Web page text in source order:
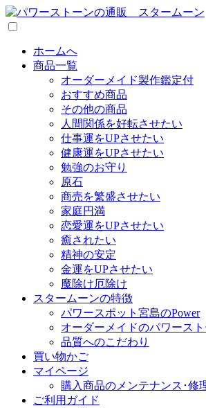
ホームへ
商品一覧
オーダーメイド製作鑑定付
おすすめ商品
その他の商品
人間関係を好転させたい
仕事運をUPさせたい
健康運をUPさせたい
勉強のお守り
原石
商売を繁盛させたい
家庭円満
恋愛運をUPさせたい
癒されたい
精神の安定
金運をUPさせたい
魔除け厄除け
スタームーンの特徴
パワースポット宮島のPower
オーダーメイドのパワース
品質へのこだわり
買い物かご
マイページ
購入商品のメンテナンス･修
ご利用ガイド